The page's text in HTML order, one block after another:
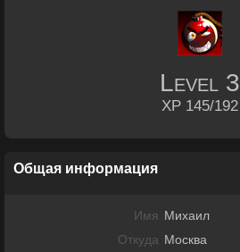
Level 3
XP 145/192
Общая информация
Имя Михаил
Откуда Москва